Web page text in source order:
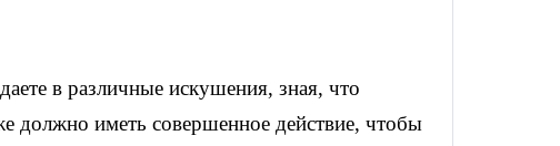
в различные искушения, зная, что
должно иметь совершенное действие, чтобы